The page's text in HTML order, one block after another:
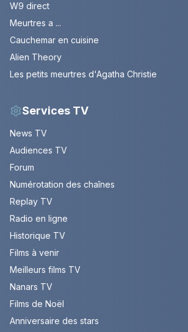
W9 direct
Meurtres a ...
Cauchemar en cuisine
Alien Theory
Les petits meurtres d'Agatha Christie
Services TV
News TV
Audiences TV
Forum
Numérotation des chaînes
Replay TV
Radio en ligne
Historique TV
Films à venir
Meilleurs films TV
Nanars TV
Films de Noël
Anniversaire des stars